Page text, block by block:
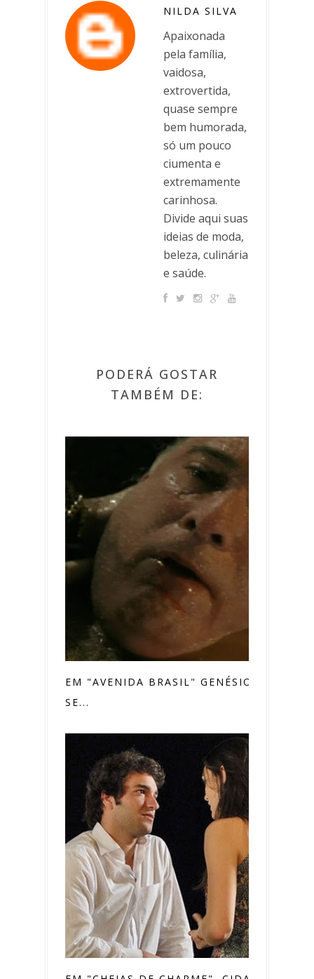
NILDA SILVA
Apaixonada
pela família,
vaidosa,
extrovertida,
quase sempre
bem humorada,
só um pouco
ciumenta e
extremamente
carinhosa.
Divide aqui suas
ideias de moda,
beleza, culinária
e saúde.
PODERÁ GOSTAR
TAMBÉM DE:
EM "AVENIDA BRASIL" GENÉSIO PODE
SE...